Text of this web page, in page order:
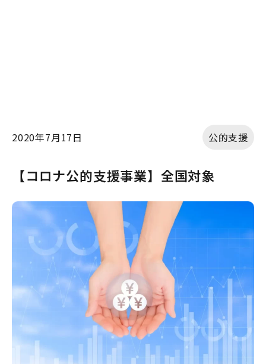
2020年7月17日 公的支援
【コロナ公的支援事業】全国対象